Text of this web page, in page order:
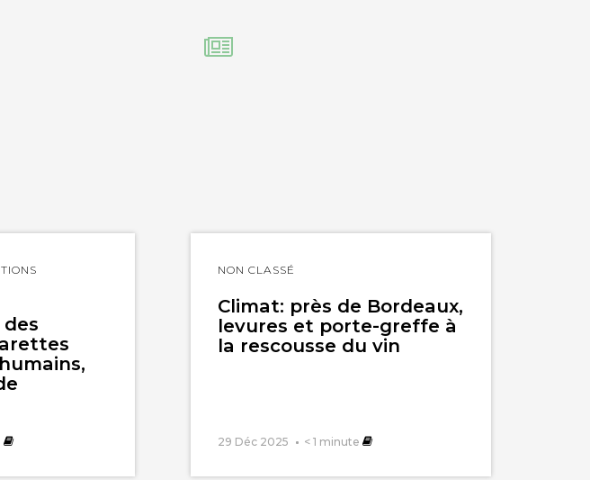
NON CLASSÉ
Climat: près de Bordeaux,
levures et porte-greffe à
la rescousse du vin
29 Déc 2025 < 1 minute
Lire